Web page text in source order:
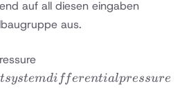
auf all diesen eingaben
aus.
or at least
system
tsystemdi fferentialpressure